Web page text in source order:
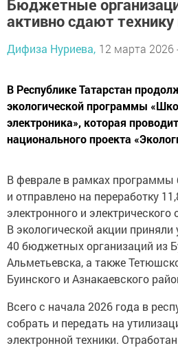
Бюджетные
активно сдают
Дифиза Нуриева, 12 марта 2026
В Республике Татарстан
экологической программы
электроника», которая
национального проекта
В феврале в рамках программы
и отправлено на переработку
электронного и электрического
В экологической акции приняли
40 бюджетных организаций из
Альметьевска, а также
Буинского и Азнакаевского
Всего с начала 2026 года в
собрать и передать на
электронной техники.